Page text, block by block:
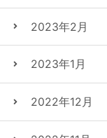
2023年2月
2023年1月
2022年12月